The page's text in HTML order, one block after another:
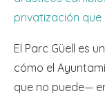
privatización que
El Parc Güell es
cómo el
que no puede—